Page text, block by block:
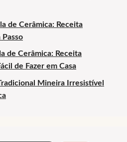
de Cerâmica: Receita
Passo
de Cerâmica: Receita
de Fazer em Casa
Mineira Irresistível